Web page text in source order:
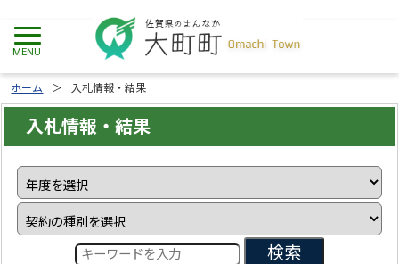
ホーム 入札情報・結果
入札情報・結果
検索